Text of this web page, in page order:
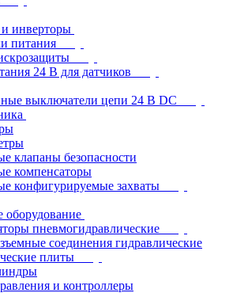
инверторы
питания
24 В для датчиков
выключатели цепи 24 В DC
клапаны безопасности
компенсаторы
конфигурируемые захваты
оборудование
пневмогидравлические
соединения гидравлические
плиты
и контроллеры